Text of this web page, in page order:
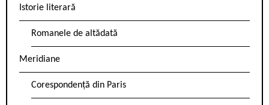
Istorie literară
Romanele de altădată
Meridiane
Corespondență din Paris